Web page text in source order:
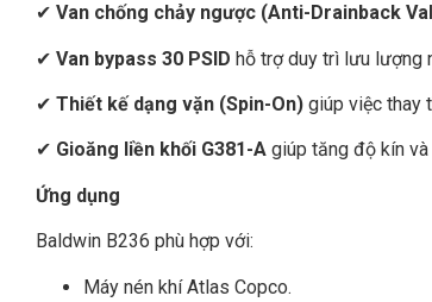
✔ Van chống chảy ngược (Anti-Drainback
✔ Van bypass 30 PSID hỗ trợ duy trì lưu lượng
✔ Thiết kế dạng vặn (Spin-On) giúp việc thay
✔ Gioăng liền khối G381-A giúp tăng độ kín và
Ứng dụng
Baldwin B236 phù hợp với:
Máy nén khí Atlas Copco.